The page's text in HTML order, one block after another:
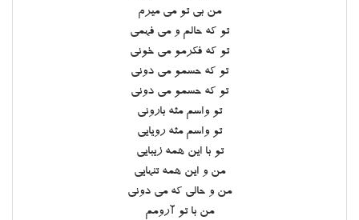
من بی تو می میرم
تو که حالم و می فهمی
تو که فکرمو می خونی
تو که حسمو می دونی
تو که حسمو می دونی
تو واسم مثه بارونی
تو واسم مثه رویایی
تو با این همه زیبایی
من و این همه تنهایی
من و حالی که می دونی
من با تو آرومم